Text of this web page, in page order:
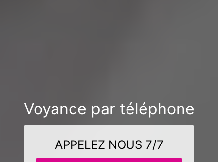
Voyance par téléphone
APPELEZ NOUS 7/7